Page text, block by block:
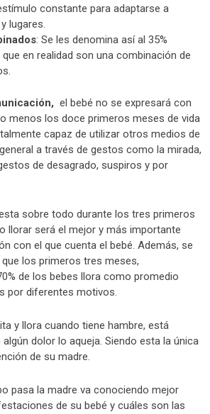
constante para adaptarse a
lugares.
: Se les denomina así al 35%
en realidad son una combinación de
el bebé no se expresará con
menos los doce primeros meses de vida
capaz de utilizar otros medios de
a través de gestos como la mirada,
de desagrado, suspiros y por
sobre todo durante los tres primeros
llorar será el mejor y más importante
con el que cuenta el bebé. Además, se
los primeros tres meses,
de los bebes llora como promedio
por diferentes motivos.
y llora cuando tiene hambre, está
dolor lo aqueja. Siendo esta la única
de su madre.
pasa la madre va conociendo mejor
de su bebé y cuáles son las